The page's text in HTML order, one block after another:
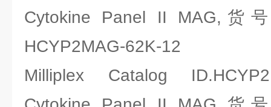
Cytokine Panel II MAG,货
HCYP2MAG-62K-12
Milliplex Catalog